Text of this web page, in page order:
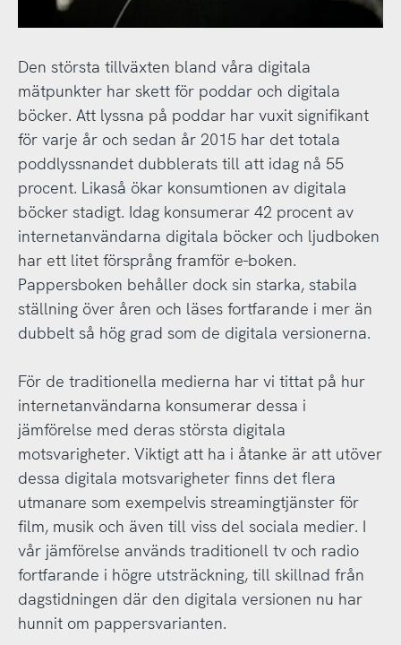
Den största tillväxten bland våra digitala
mätpunkter har skett för poddar och digitala
böcker. Att lyssna på poddar har vuxit signifikant
för varje år och sedan år 2015 har det totala
poddlyssnandet dubblerats till att idag nå 55
procent. Likaså ökar konsumtionen av digitala
böcker stadigt. Idag konsumerar 42 procent av
internetanvändarna digitala böcker och ljudboken
har ett litet försprång framför e-boken.
Pappersboken behåller dock sin starka, stabila
ställning över åren och läses fortfarande i mer än
dubbelt så hög grad som de digitala versionerna.
För de traditionella medierna har vi tittat på hur
internetanvändarna konsumerar dessa i
jämförelse med deras största digitala
motsvarigheter. Viktigt att ha i åtanke är att utöver
dessa digitala motsvarigheter finns det flera
utmanare som exempelvis streamingtjänster för
film, musik och även till viss del sociala medier. I
vår jämförelse används traditionell tv och radio
fortfarande i högre utsträckning, till skillnad från
dagstidningen där den digitala versionen nu har
hunnit om pappersvarianten.